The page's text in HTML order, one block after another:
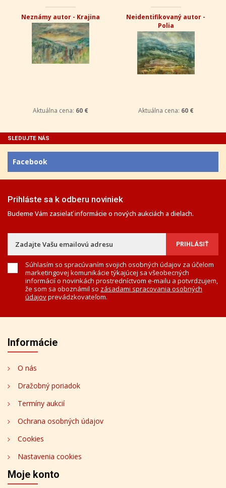
Neznámy autor - Krajina
Aktuálna cena: 60 €
Neidentifikovaný autor -
Polia
Aktuálna cena: 60 €
SLEDUJTE NÁS
Facebook
Prihláste sa k odberu noviniek
Budeme Vám zasielať informácie o nových aukciách a dielach.
Súhlasím so spracúvaním svojich osobných údajov za účelom
marketingovej komunikácie týkajúcej sa všeobecných
informácií o novinkách prostredníctvom e-mailu a potvrdzujem,
že som sa oboznámil so zásadami spracovania osobných
údajovprevádzkovateľom.
Informácie
O nás
Dražobný poriadok
Termíny aukcií
Ochrana osobných údajov
Cookies
Nastavenia cookies
Moje konto